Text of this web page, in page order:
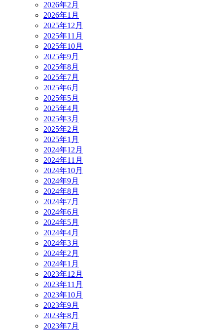
2026年2月
2026年1月
2025年12月
2025年11月
2025年10月
2025年9月
2025年8月
2025年7月
2025年6月
2025年5月
2025年4月
2025年3月
2025年2月
2025年1月
2024年12月
2024年11月
2024年10月
2024年9月
2024年8月
2024年7月
2024年6月
2024年5月
2024年4月
2024年3月
2024年2月
2024年1月
2023年12月
2023年11月
2023年10月
2023年9月
2023年8月
2023年7月